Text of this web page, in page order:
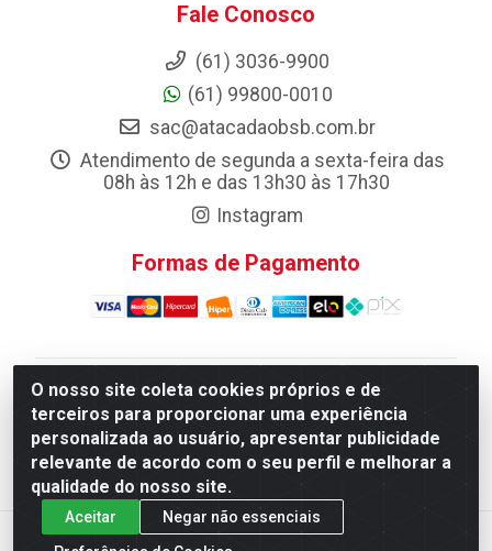
O nosso site coleta cookies próprios e de
terceiros para proporcionar uma experiência
personalizada ao usuário, apresentar publicidade
relevante de acordo com o seu perfil e melhorar a
qualidade do nosso site.
Aceitar
Negar não essenciais
Fale Conosco
(61) 3036-9900
(61) 99800-0010
sac@atacadaobsb.com.br
Atendimento de segunda a sexta-feira das
08h às 12h e das 13h30 às 17h30
Instagram
Formas de Pagamento
Atacadao da Limpeza F. Pereira Queiroz Comercio e
Distribuicao LTDA - Quadra Qi 10 Lotes 39 e, 41 - Setor
Industrial (Taguatinga), Brasília/DF - CEP 72.135-100 -
CNPJ 13.184.675/0001-80